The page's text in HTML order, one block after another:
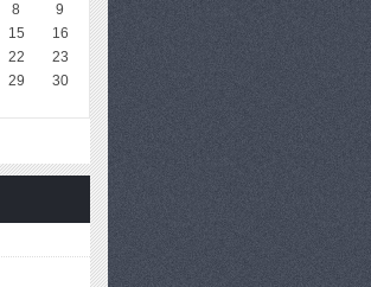
8
9
15
16
22
23
29
30